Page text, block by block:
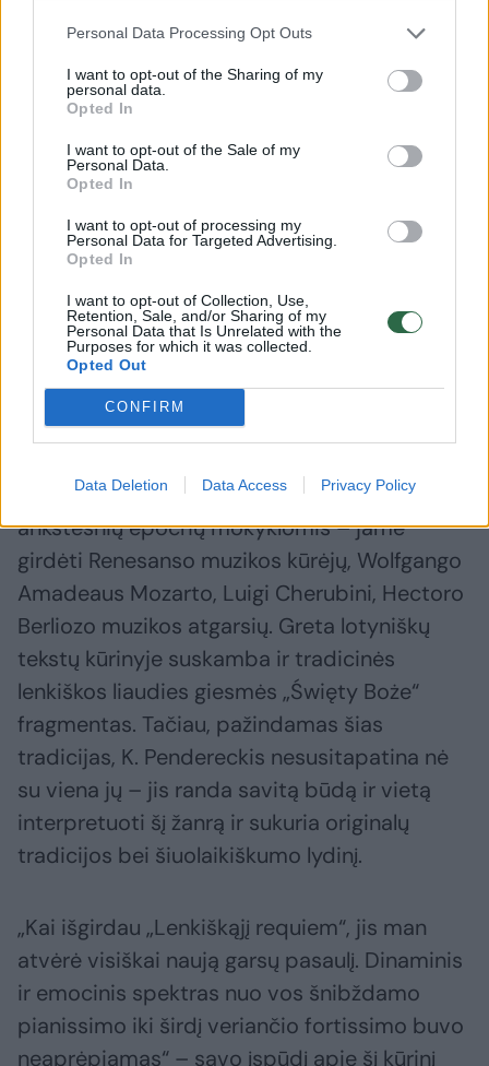
Personal Data Processing Opt Outs
I want to opt-out of the Sharing of my
personal data.
Opted In
I want to opt-out of the Sale of my
Personal Data.
Opted In
I want to opt-out of processing my
Personal Data for Targeted Advertising.
Opted In
I want to opt-out of Collection, Use,
Retention, Sale, and/or Sharing of my
Personal Data that Is Unrelated with the
Purposes for which it was collected.
Opted Out
CONFIRM
Data Deletion Data Access Privacy Policy
1993-iaisiais kompozitorius papildė partitūrą
išplėtota „Sanctus“ dalimi, o 2005-aisiais
popiežiui Jonui Pauliui II atminti sukūrė
Čakoną styginių orkestrui.
„Lenkiškasis requiem“ - didinga, epinė pagal
sumanymą ir atlikimą muzikinė drobė,
tragiško lenkų tautos likimo XX amžiuje
apmąstymas.
„Requiem“ ryškiai papildo muzikinę šio žanro
kompozicinėmis užuominomis siedamasis su
ankstesnių epochų mokyklomis – jame
girdėti Renesanso muzikos kūrėjų, Wolfgango
Amadeaus Mozarto, Luigi Cherubini, Hectoro
Berliozo muzikos atgarsių. Greta lotyniškų
tekstų kūrinyje suskamba ir tradicinės
lenkiškos liaudies giesmės „Święty Boże“
fragmentas. Tačiau, pažindamas šias
tradicijas, K. Pendereckis nesusitapatina nė
su viena jų – jis randa savitą būdą ir vietą
interpretuoti šį žanrą ir sukuria originalų
tradicijos bei šiuolaikiškumo lydinį.
„Kai išgirdau „Lenkiškąjį requiem“, jis man
atvėrė visiškai naują garsų pasaulį. Dinaminis
ir emocinis spektras nuo vos šnibždamo
pianissimo iki širdį veriančio fortissimo buvo
neaprėpiamas“ – savo įspūdį apie šį kūrinį